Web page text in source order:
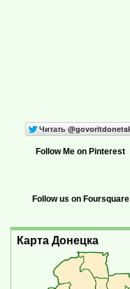
Follow Me on Pinterest
Follow us on Foursquare
Карта Донецка